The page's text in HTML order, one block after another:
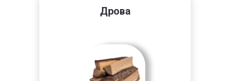
Дрова